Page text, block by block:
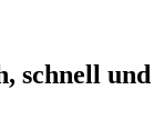
schnell und